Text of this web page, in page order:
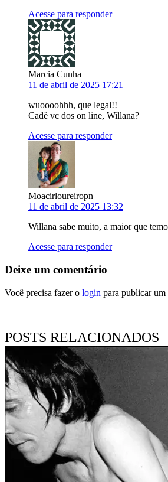
Acesse para responder
Marcia Cunha
11 de abril de 2025 17:21
wuoooohhh, que legal!!
Cadê vc dos on line, Willana?
Acesse para responder
Moacirloureiropn
11 de abril de 2025 13:32
Willana sabe muito, a maior que
Acesse para responder
Deixe um comentário
Você precisa fazer o login para publicar um
POSTS RELACIONADOS